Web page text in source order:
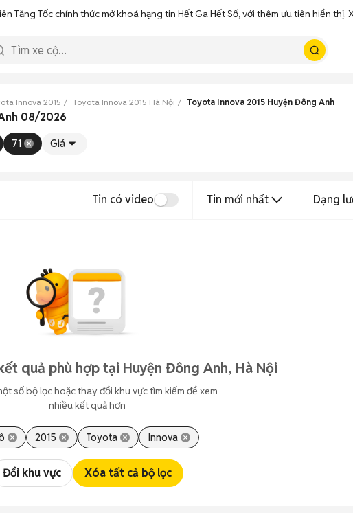
Tăng Tốc chính thức mở khoá hạng tin Hết Ga Hết Số, với thêm ưu tiên hiển thị.
Innova 2015 Toyota Innova 2015 Hà Nội Toyota Innova 2015 Huyện Đông Anh
08/2026
71 Giá
Tin có video Tin mới nhất Dạng
quả phù hợp tại Huyện Đông Anh, Hà Nội
số bộ lọc hoặc thay đổi khu vực tìm kiếm để xem
nhiều kết quả hơn
2015 Toyota Innova
Đổi khu vực Xóa tất cả bộ lọc